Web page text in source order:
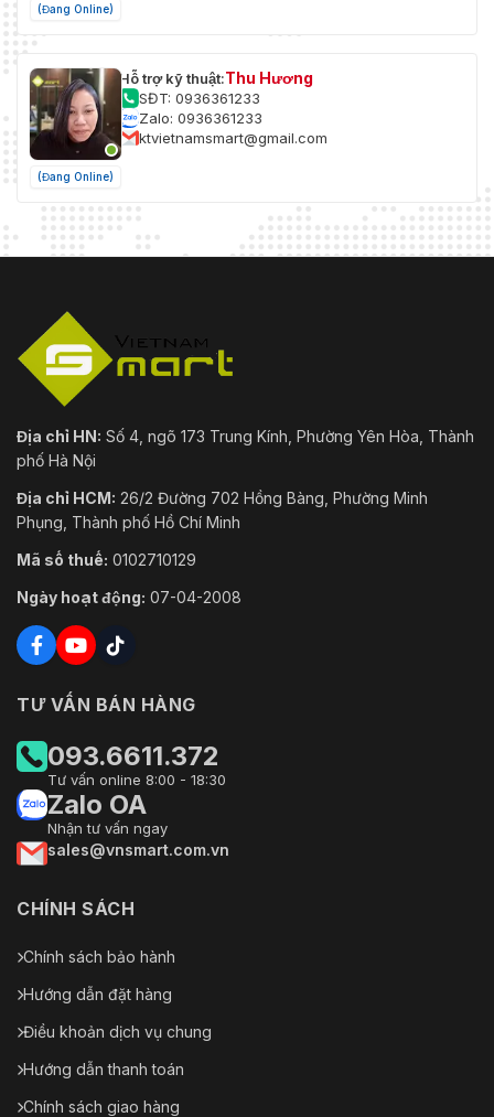
(Đang Online)
(Đang Online)
Hỗ trợ kỹ thuật:Thu Hương
SĐT: 0936361233
Zalo: 0936361233
ktvietnamsmart@gmail.com
Địa chỉ HN: Số 4, ngõ 173 Trung Kính, Phường Yên Hòa, Thành
phố Hà Nội
Địa chỉ HCM: 26/2 Đường 702 Hồng Bàng, Phường Minh
Phụng, Thành phố Hồ Chí Minh
Mã số thuế: 0102710129
Ngày hoạt động: 07-04-2008
TƯ VẤN BÁN HÀNG
093.6611.372
Tư vấn online 8:00 - 18:30
Zalo OA
Nhận tư vấn ngay
sales@vnsmart.com.vn
CHÍNH SÁCH
Chính sách bảo hành
Hướng dẫn đặt hàng
Điều khoản dịch vụ chung
Hướng dẫn thanh toán
Chính sách giao hàng